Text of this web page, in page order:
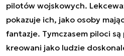
pilotów wojskowych.
pokazuje ich, jako osoby
fantazje. Tymczasem piloci
kreowani jako ludzie